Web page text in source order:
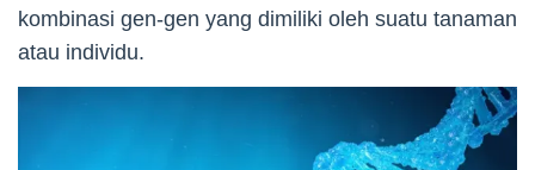
kombinasi gen-gen yang dimiliki oleh suatu tanaman
atau individu.